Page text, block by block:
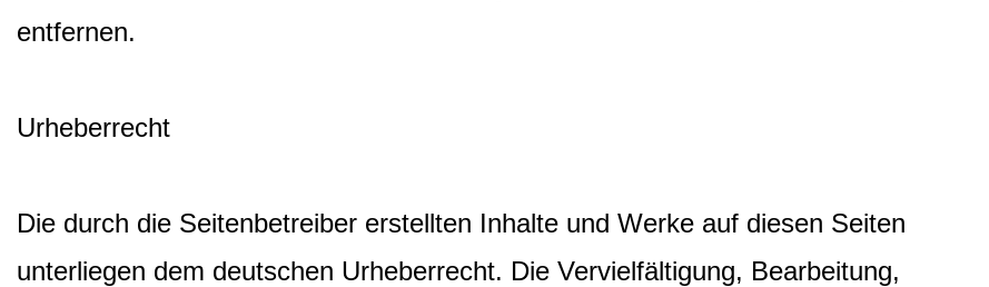
entfernen.
Urheberrecht
Die durch die Seitenbetreiber erstellten Inhalte und Werke auf diesen Seiten
unterliegen dem deutschen Urheberrecht. Die Vervielfältigung, Bearbeitung,